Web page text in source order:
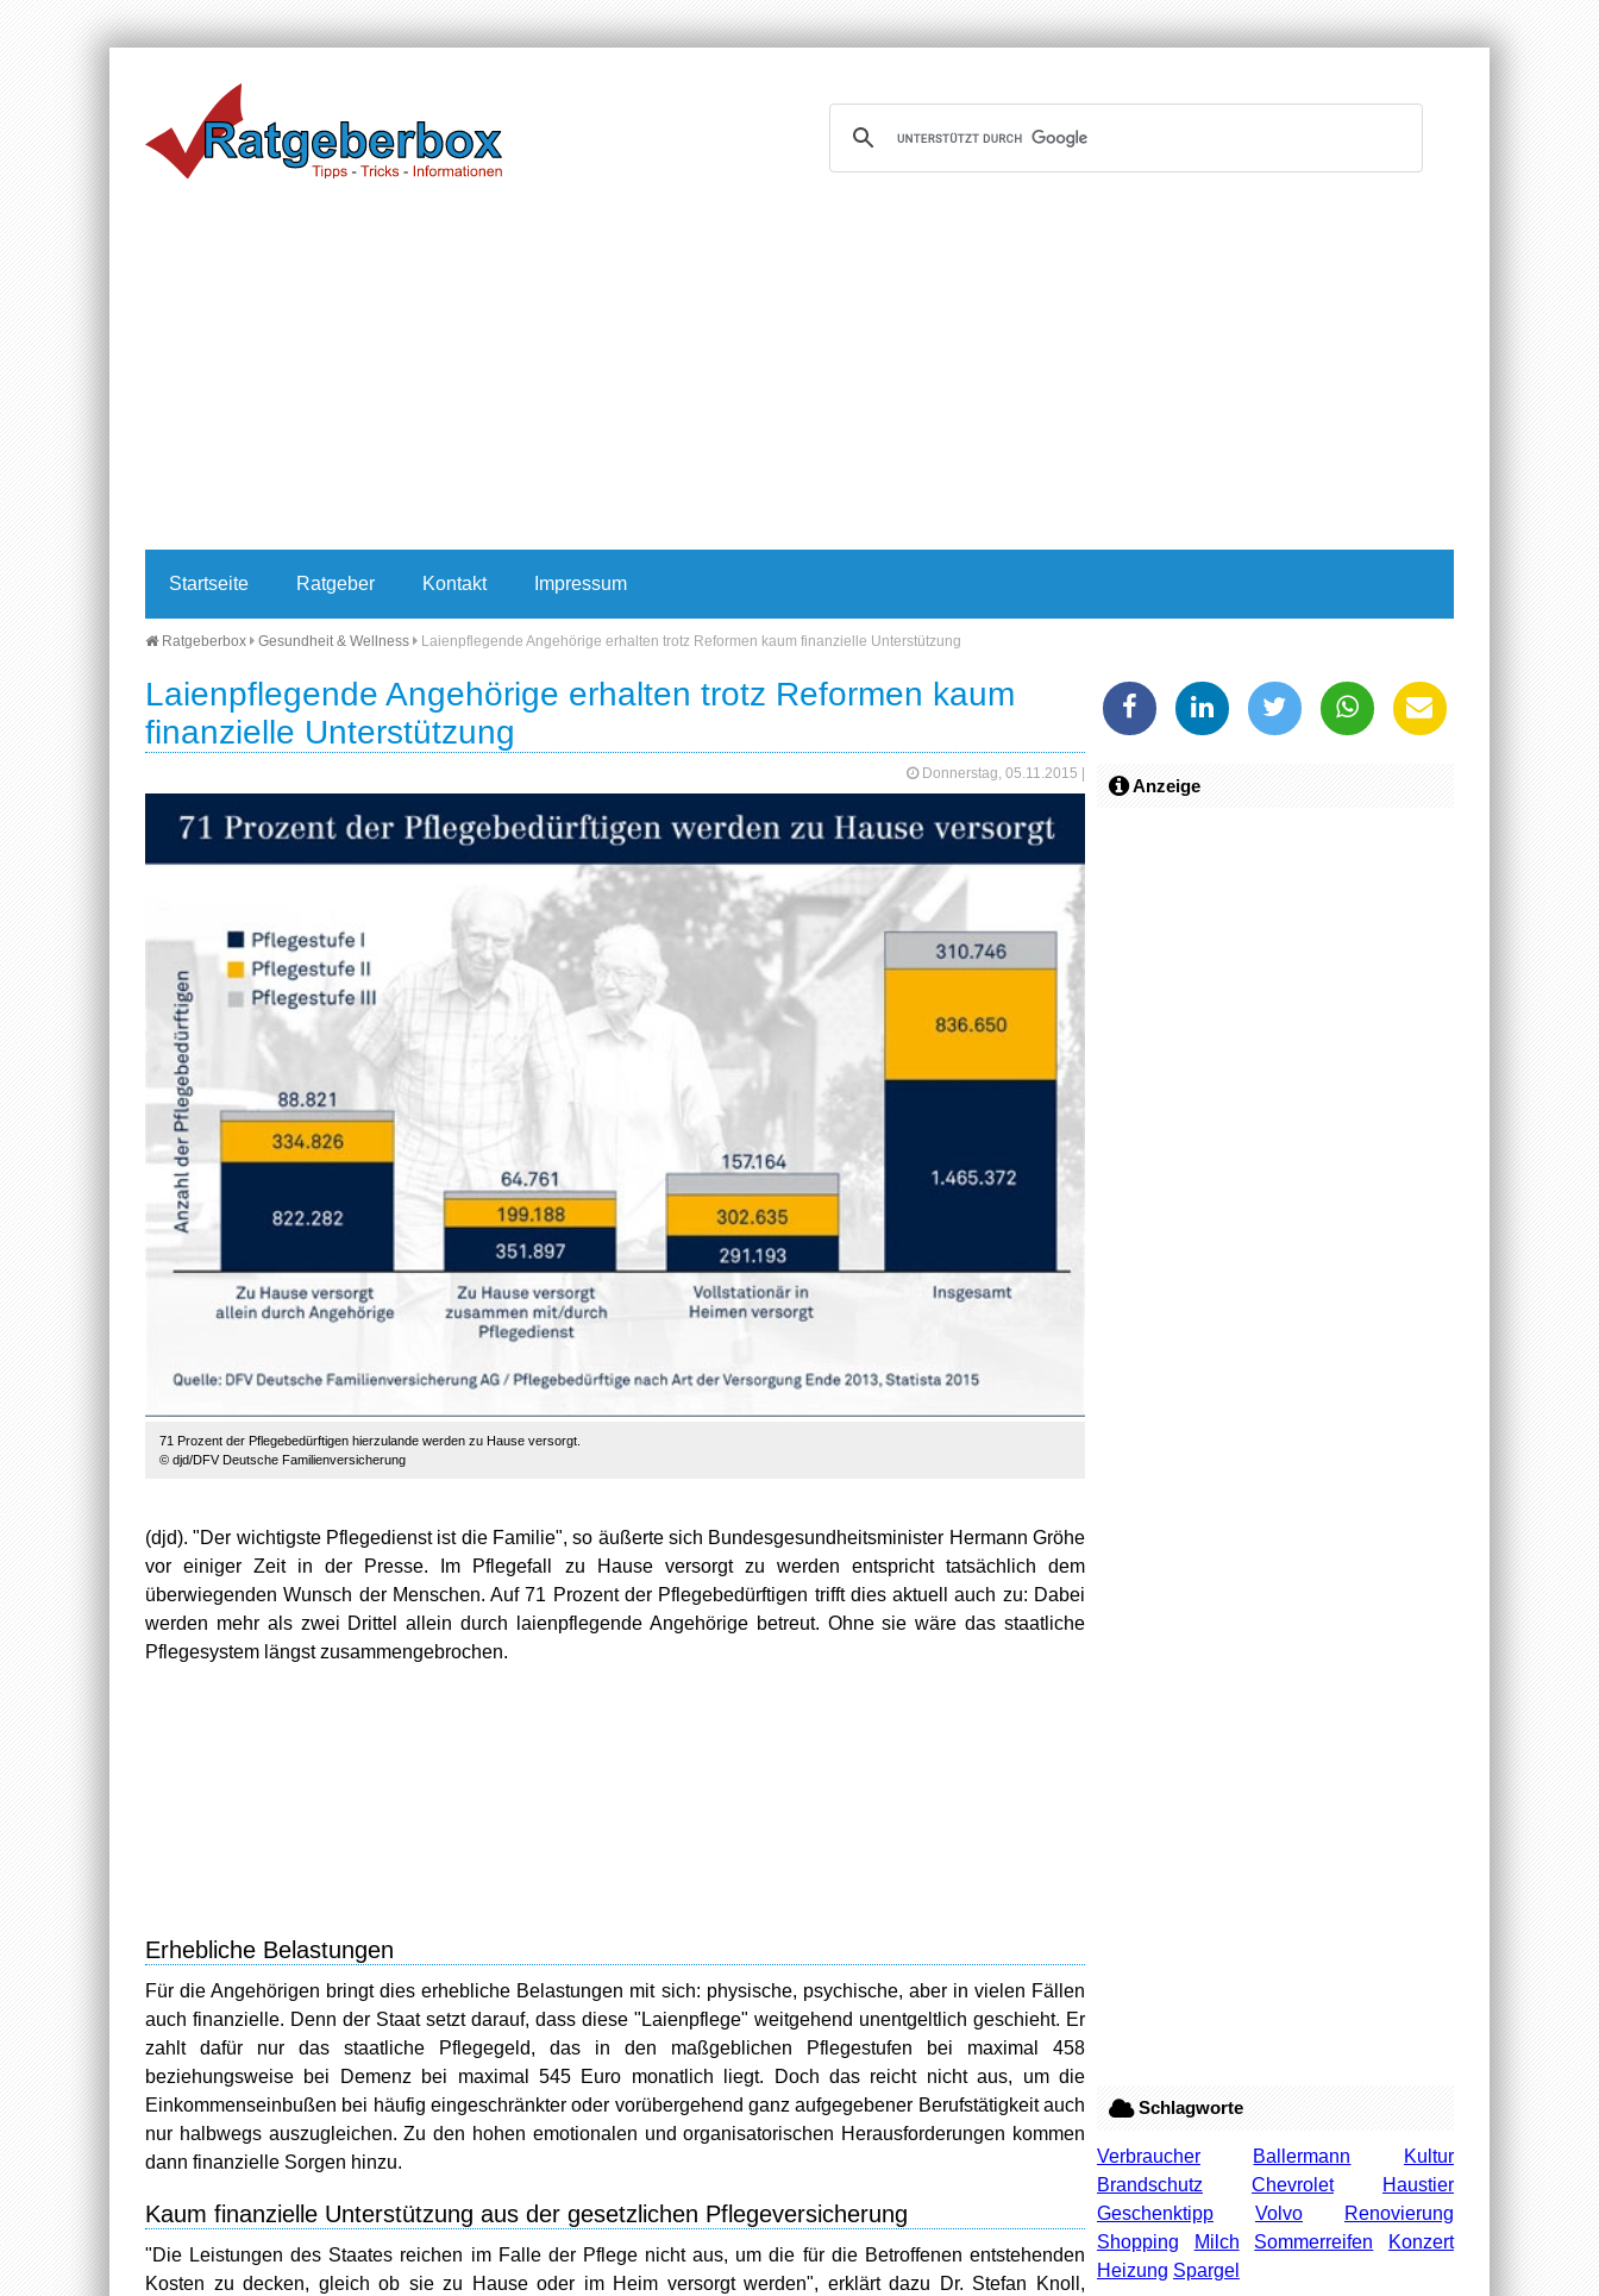
Startseite Ratgeber Kontakt Impressum
Ratgeberbox Gesundheit & Wellness Laienpflegende Angehörige erhalten trotz Reformen kaum finanzielle Unterstützung
Laienpflegende Angehörige erhalten trotz Reformen kaum
finanzielle Unterstützung
Donnerstag, 05.11.2015
71 Prozent der Pflegebedürftigen hierzulande werden zu Hause versorgt.
© djd/DFV Deutsche Familienversicherung
(djd). "Der wichtigste Pflegedienst ist die Familie", so äußerte sich Bundesgesundheitsminister Hermann Gröhe
vor einiger Zeit in der Presse. Im Pflegefall zu Hause versorgt zu werden entspricht tatsächlich dem
überwiegenden Wunsch der Menschen. Auf 71 Prozent der Pflegebedürftigen trifft dies aktuell auch zu: Dabei
werden mehr als zwei Drittel allein durch laienpflegende Angehörige betreut. Ohne sie wäre das staatliche
Pflegesystem längst zusammengebrochen.
Erhebliche Belastungen
Für die Angehörigen bringt dies erhebliche Belastungen mit sich: physische, psychische, aber in vielen Fällen
auch finanzielle. Denn der Staat setzt darauf, dass diese "Laienpflege" weitgehend unentgeltlich geschieht. Er
zahlt dafür nur das staatliche Pflegegeld, das in den maßgeblichen Pflegestufen bei maximal 458
beziehungsweise bei Demenz bei maximal 545 Euro monatlich liegt. Doch das reicht nicht aus, um die
Einkommenseinbußen bei häufig eingeschränkter oder vorübergehend ganz aufgegebener Berufstätigkeit auch
nur halbwegs auszugleichen. Zu den hohen emotionalen und organisatorischen Herausforderungen kommen
dann finanzielle Sorgen hinzu.
Kaum finanzielle Unterstützung aus der gesetzlichen Pflegeversicherung
"Die Leistungen des Staates reichen im Falle der Pflege nicht aus, um die für die Betroffenen entstehenden
Kosten zu decken, gleich ob sie zu Hause oder im Heim versorgt werden", erklärt dazu Dr. Stefan Knoll,
Anzeige
Schlagworte
Verbraucher Ballermann
Kultur
Brandschutz
Chevrolet
Haustier
Geschenktipp
Volvo
Renovierung
Shopping
Milch Sommerreifen
Konzert
Heizung Spargel